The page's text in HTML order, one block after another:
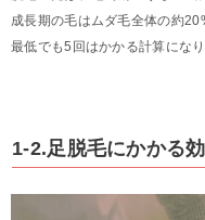
成長期の毛はムダ毛全体の約
最低でも5回はかかる計算になり
1-2.足脱毛にかかる